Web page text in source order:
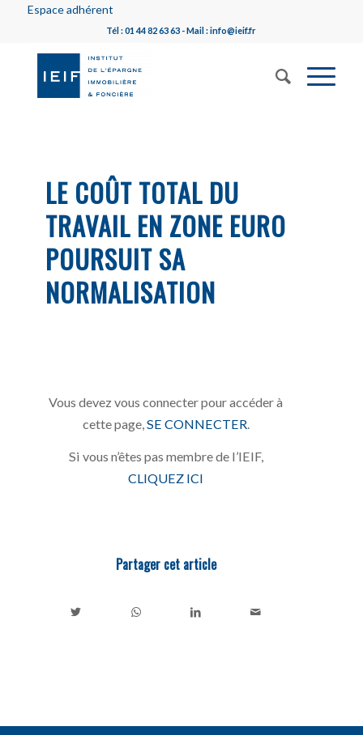
Espace adhérent
Tél : 01 44 82 63 63 - Mail : info@ieif.fr
LE COÛT TOTAL DU
TRAVAIL EN ZONE EURO
POURSUIT SA
NORMALISATION
Vous devez vous connecter pour accéder à
cette page, SE CONNECTER
Si vous n’êtes pas membre de l’IEIF,
CLIQUEZ ICI
Partager cet article